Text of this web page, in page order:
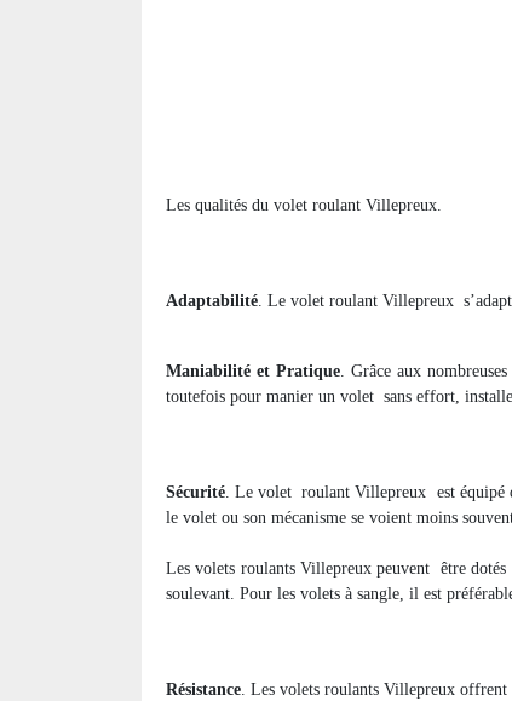
Les qualités du volet roulant Villepreux.
Adaptabilité. Le volet roulant Villepreux
Maniabilité et Pratique. Grâce aux
toutefois pour manier un volet sans effort,
Sécurité. Le volet roulant Villepreux est équipé
le volet ou son mécanisme se voient moins
Les volets roulants Villepreux peuvent
être
soulevant. Pour les volets à sangle, il est
Résistance. Les volets roulants Villepreux offrent